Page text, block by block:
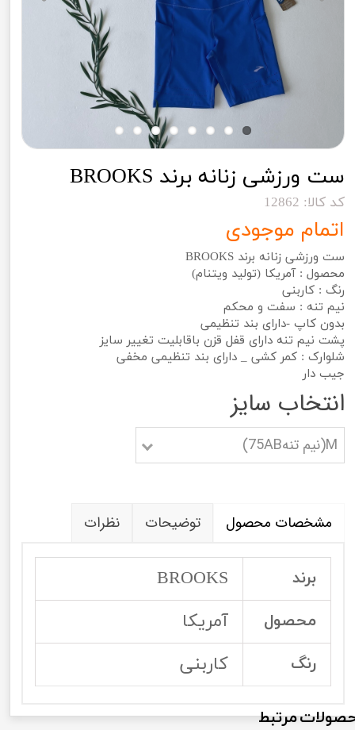
ست ورزشی زنانه برند BROOKS
کد کالا: 12862
اتمام موجودی
ست ورزشی زنانه برند BROOKS
محصول : آمریکا (تولید ویتنام)
رنگ : کاربنی
نیم تنه : سفت و محکم
بدون کاپ -دارای بند تنظیمی
پشت نیم تنه دارای قفل قزن باقابلیت تغییر سایز
شلوارک : کمر کشی _ دارای بند تنظیمی مخفی
جیب دار
انتخاب سایز
M(نیم تنه75AB)
مشخصات محصول توضیحات نظرات
برند BROOKS
محصول آمریکا
رنگ کاربنی
مرتبط